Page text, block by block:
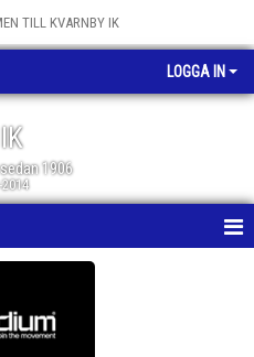
TILL KVARNBY IK
LOGGA IN
1906